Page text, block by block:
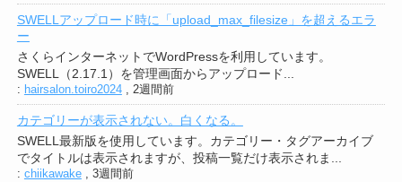
SWELLアップロード時に「upload_max_filesize」を超えるエラ
ー
さくらインターネットでWordPressを利用しています。
SWELL（2.17.1）を管理画面からアップロード...
: hairsalon.toiro2024, 2週間前
カテゴリーが表示されない。白くなる。
SWELL最新版を使用しています。カテゴリー・タグアーカイブ
でタイトルは表示されますが、投稿一覧だけ表示されま...
: chiikawake, 3週間前